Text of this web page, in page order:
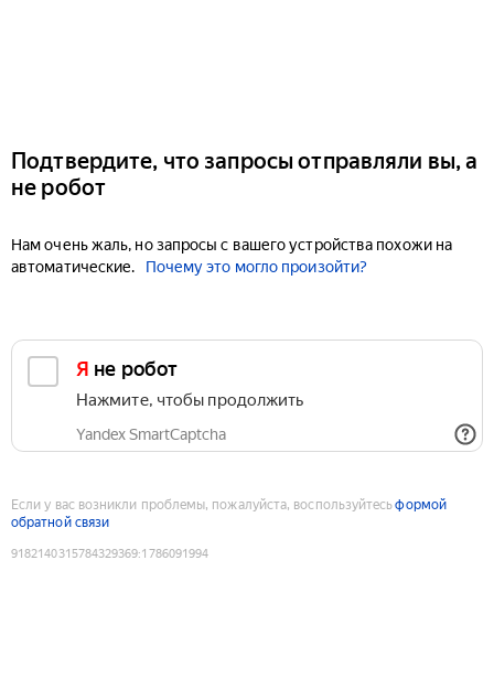
Подтвердите, что запросы отправляли вы, а
не робот
Нам очень жаль, но запросы с вашего устройства похожи на
автоматические.
Почему это могло произойти?
Я не робот
Нажмите, чтобы продолжить
Yandex SmartCaptcha
Если у вас возникли проблемы, пожалуйста, воспользуйтесьформой
обратной связи
9182140315784329369:1786091994